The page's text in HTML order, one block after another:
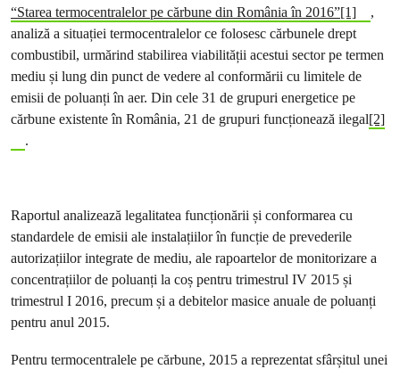
“Starea termocentralelor pe cărbune din România în 2016”[1]
,
analiză a situației termocentralelor ce folosesc cărbunele drept
combustibil, urmărind stabilirea viabilității acestui sector pe termen
mediu și lung din punct de vedere al conformării cu limitele de
emisii de poluanți în aer. Din cele 31 de grupuri energetice pe
cărbune existente în România, 21 de grupuri funcționează ilegal[2]
.
Raportul analizează legalitatea funcționării și conformarea cu
standardele de emisii ale instalațiilor în funcție de prevederile
autorizațiilor integrate de mediu, ale rapoartelor de monitorizare a
concentrațiilor de poluanți la coș pentru trimestrul IV 2015 și
trimestrul I 2016, precum și a debitelor masice anuale de poluanți
pentru anul 2015.
Pentru termocentralele pe cărbune, 2015 a reprezentat sfârșitul unei